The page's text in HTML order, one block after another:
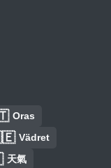
Oras
Vädret
天氣